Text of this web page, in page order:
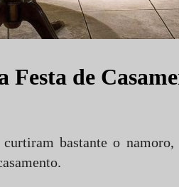
Festa de
bastante o